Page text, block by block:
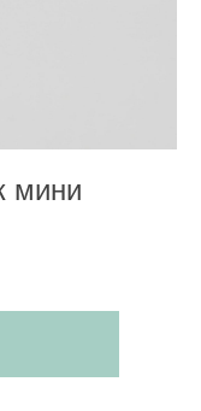
мини